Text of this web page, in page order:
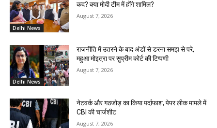
Delhi News
कद? क्या मोदी टीम में होंगे शामिल?
August 7, 2026
Delhi News
राजनीति में उतरने के बाद अंडों से डरना समझ से परे,
महुआ मोइत्रा पर सुप्रीम कोर्ट की टिप्पणी
August 7, 2026
नेटवर्क और गठजोड़ का किया पर्दाफाश, पेपर लीक मामले में
CBI की चार्जशीट
August 7, 2026